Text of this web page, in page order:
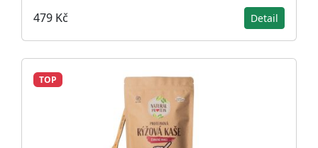
479 Kč Detail
TOP